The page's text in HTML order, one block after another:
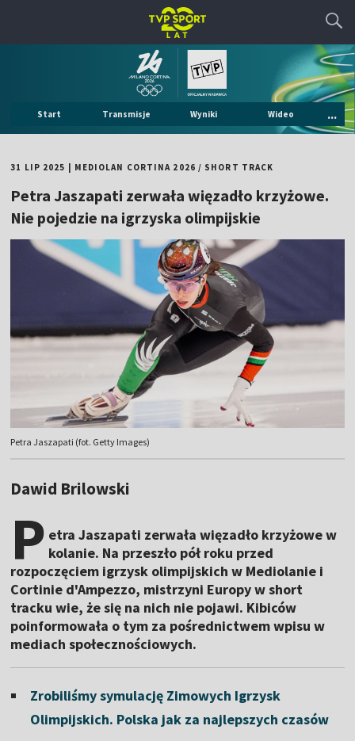
Start Transmisje Wyniki Wideo ...
31 LIP 2025 MEDIOLAN CORTINA 2026 / SHORT TRACK
Petra Jaszapati zerwała więzadło krzyżowe.
Nie pojedzie na igrzyska olimpijskie
Petra Jaszapati (fot. Getty Images)
Dawid Brilowski
P etra Jaszapati zerwała więzadło krzyżowe w
kolanie. Na przeszło pół roku przed
rozpoczęciem igrzysk olimpijskich w Mediolanie i
Cortinie d'Ampezzo, mistrzyni Europy w short
tracku wie, że się na nich nie pojawi. Kibiców
poinformowała o tym za pośrednictwem wpisu w
mediach społecznościowych.
Zrobiliśmy symulację Zimowych Igrzysk
Olimpijskich. Polska jak za najlepszych czasów